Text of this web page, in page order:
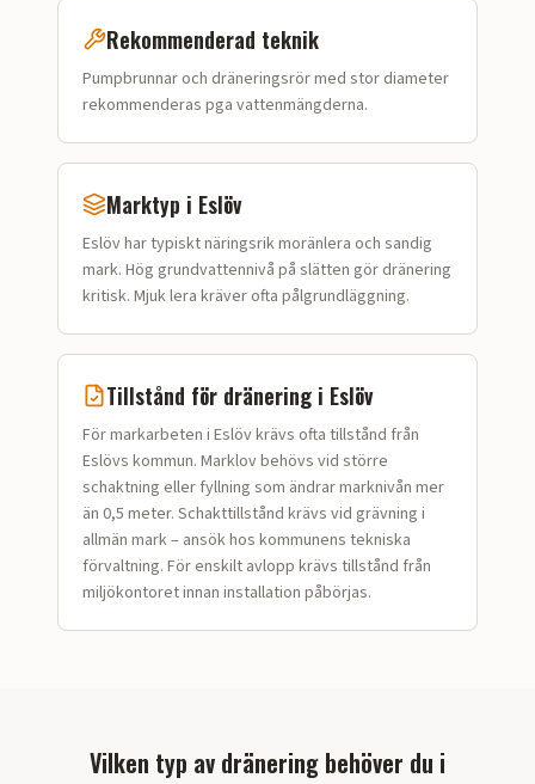
Rekommenderad teknik
Pumpbrunnar och dräneringsrör med stor diameter
rekommenderas pga vattenmängderna.
Marktyp i Eslöv
Eslövhar typisktnäringsrik moränlera och sandig
mark. Hög grundvattennivå på slätten gör dränering
kritisk. Mjuk lera kräver ofta pålgrundläggning.
Tillstånd för dränering i Eslöv
För markarbeten i Eslöv krävs ofta tillstånd från
Eslövs kommun. Marklov behövs vid större
schaktning eller fyllning som ändrar marknivån mer
än 0,5 meter. Schakttillstånd krävs vid grävning i
allmän mark – ansök hos kommunens tekniska
förvaltning. För enskilt avlopp krävs tillstånd från
miljökontoret innan installation påbörjas.
Vilken typ av dränering behöver du i